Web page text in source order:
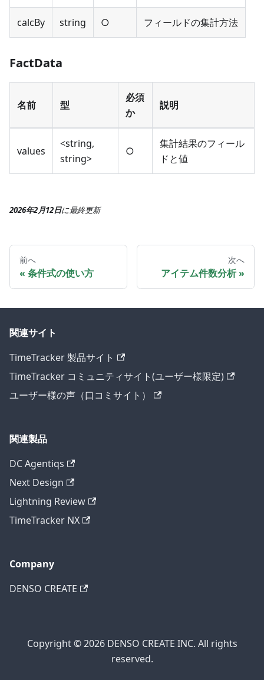
calcBy string ○ フィールドの集計方法
FactData
名前 型
必須
か
説明
values
<string,
string>
○
集計結果のフィール
ドと値
2026年2月12日に最終更新
前へ
条件式の使い方
次へ
アイテム件数分析
関連サイト
TimeTracker 製品サイト
TimeTracker コミュニティサイト(ユーザー様限定)
ユーザー様の声（口コミサイト）
関連製品
DC Agentiqs
Next Design
Lightning Review
TimeTracker NX
Company
DENSO CREATE
Copyright © 2026 DENSO CREATE INC. All rights
reserved.